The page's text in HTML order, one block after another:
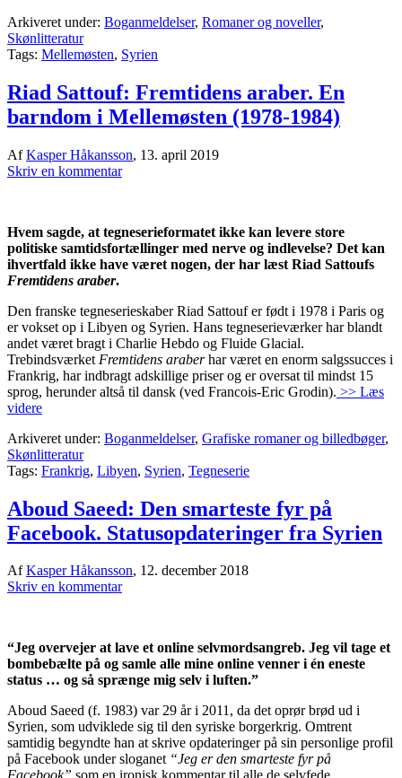
Arkiveret under: Boganmeldelser, Romaner og noveller,
Skønlitteratur
Tags: Mellemøsten, Syrien
Riad Sattouf: Fremtidens araber. En
barndom i Mellemøsten (1978-1984)
AfKasper Håkansson, 13. april 2019
Skriv en kommentar
Hvem sagde, at tegneserieformatet ikke kan levere store
politiske samtidsfortællinger med nerve og indlevelse? Det kan
ihvertfald ikke have været nogen, der har læst Riad Sattoufs
Fremtidens araber.
Den franske tegneserieskaber Riad Sattouf er født i 1978 i Paris og
er vokset op i Libyen og Syrien. Hans tegneserieværker har blandt
andet været bragt i Charlie Hebdo og Fluide Glacial.
Trebindsværket Fremtidens araberhar været en enorm salgssucces i
Frankrig, har indbragt adskillige priser og er oversat til mindst 15
sprog, herunder altså til dansk (ved Francois-Eric Grodin). >> Læs
videre
Arkiveret under: Boganmeldelser, Grafiske romaner og billedbøger,
Skønlitteratur
Tags: Frankrig, Libyen, Syrien, Tegneserie
Aboud Saeed: Den smarteste fyr på
Facebook. Statusopdateringer fra Syrien
AfKasper Håkansson, 12. december 2018
Skriv en kommentar
“Jeg overvejer at lave et online selvmordsangreb. Jeg vil tage et
bombebælte på og samle alle mine online venner i én eneste
status … og så sprænge mig selv i luften.”
Aboud Saeed (f. 1983) var 29 år i 2011, da det oprør brød ud i
Syrien, som udviklede sig til den syriske borgerkrig. Omtrent
samtidig begyndte han at skrive opdateringer på sin personlige profil
på Facebook under sloganet “Jeg er den smarteste fyr på